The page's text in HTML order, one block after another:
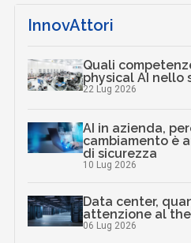
InnovAttori
Quali
physical AI nello
22 Lug 2026
AI in azienda,
cambiamento è
di sicurezza
10 Lug 2026
Data center,
attenzione al
06 Lug 2026